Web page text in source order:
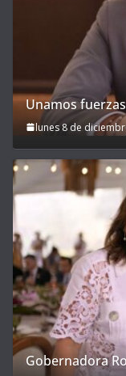
Unamos
lunes 8 de
Gobernadora